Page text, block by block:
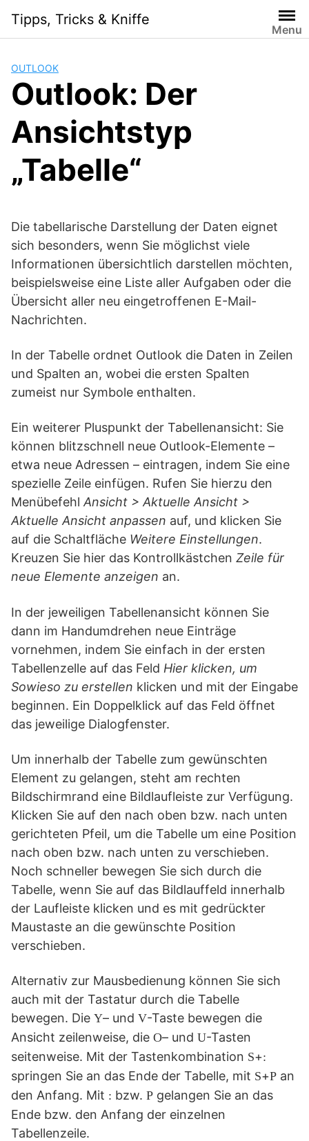
content
Tipps, Tricks & Kniffe
Menu
OUTLOOK
Outlook: Der
Ansichtstyp
„Tabelle“
Die tabellarische Darstellung der Daten eignet
sich besonders, wenn Sie möglichst viele
Informationen übersichtlich darstellen möchten,
beispielsweise eine Liste aller Aufgaben oder die
Übersicht aller neu eingetroffenen E-Mail-
Nachrichten.
In der Tabelle ordnet Outlook die Daten in Zeilen
und Spalten an, wobei die ersten Spalten
zumeist nur Symbole enthalten.
Ein weiterer Pluspunkt der Tabellenansicht: Sie
können blitzschnell neue Outlook-Elemente –
etwa neue Adressen – eintragen, indem Sie eine
spezielle Zeile einfügen. Rufen Sie hierzu den
Menübefehl Ansicht > Aktuelle Ansicht >
Aktuelle Ansicht anpassen auf, und klicken Sie
auf die Schaltfläche Weitere Einstellungen.
Kreuzen Sie hier das Kontrollkästchen Zeile für
neue Elemente anzeigen an.
In der jeweiligen Tabellenansicht können Sie
dann im Handumdrehen neue Einträge
vornehmen, indem Sie einfach in der ersten
Tabellenzelle auf das Feld Hier klicken, um
Sowieso zu erstellen klicken und mit der Eingabe
beginnen. Ein Doppelklick auf das Feld öffnet
das jeweilige Dialogfenster.
Um innerhalb der Tabelle zum gewünschten
Element zu gelangen, steht am rechten
Bildschirmrand eine Bildlaufleiste zur Verfügung.
Klicken Sie auf den nach oben bzw. nach unten
gerichteten Pfeil, um die Tabelle um eine Position
nach oben bzw. nach unten zu verschieben.
Noch schneller bewegen Sie sich durch die
Tabelle, wenn Sie auf das Bildlauffeld innerhalb
der Laufleiste klicken und es mit gedrückter
Maustaste an die gewünschte Position
verschieben.
Alternativ zur Mausbedienung können Sie sich
auch mit der Tastatur durch die Tabelle
bewegen. Die Y– und V-Taste bewegen die
Ansicht zeilenweise, die O– und U-Tasten
seitenweise. Mit der Tastenkombination S+:
springen Sie an das Ende der Tabelle, mit S+P an
den Anfang. Mit : bzw. P gelangen Sie an das
Ende bzw. den Anfang der einzelnen
Tabellenzeile.